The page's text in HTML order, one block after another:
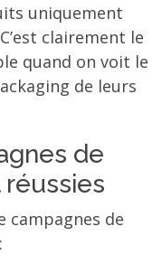
uniquement
clairement le
quand on voit le
de leurs
de
campagnes de